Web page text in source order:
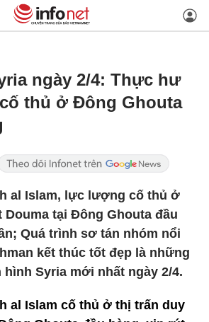
ngày 2/4: Thực hư
thủ ở Đông Ghouta
al Islam, lực lượng cố thủ ở
tại Đông Ghouta đầu
Quá trình sơ tán nhóm nổi
kết thúc tốt đẹp là những
Syria mới nhất ngày 2/4.
al Islam cố thủ ở thị trấn duy